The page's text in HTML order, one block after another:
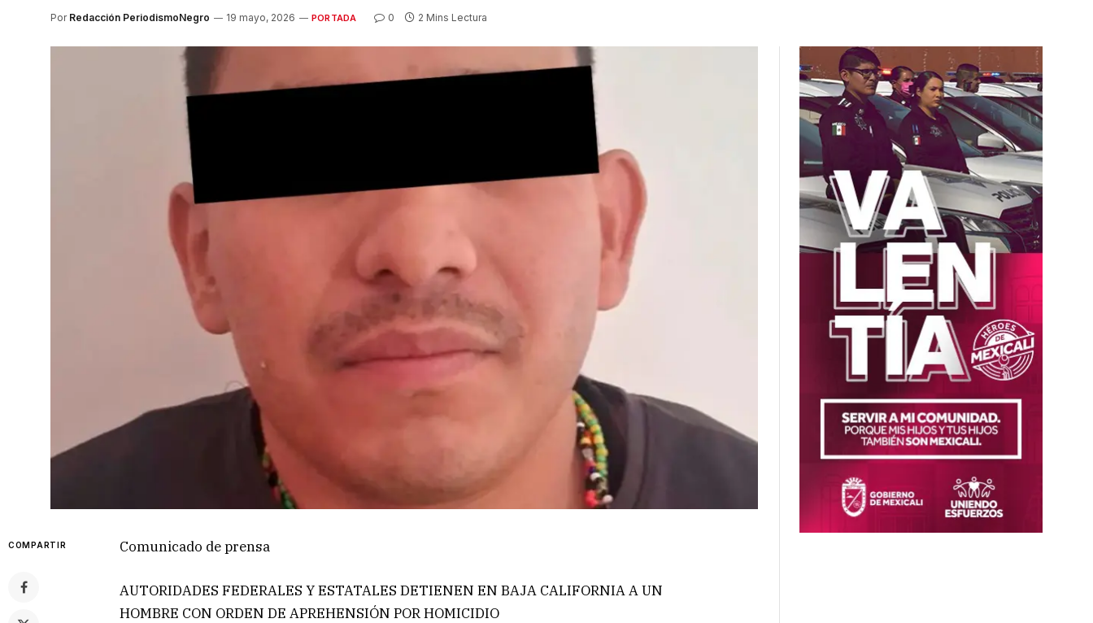
Por Redacción PeriodismoNegro 19 mayo, 2026 PORTADA 0 2 Mins Lectura
COMPARTIR Comunicado de prensa
AUTORIDADES FEDERALES Y ESTATALES DETIENEN EN BAJA CALIFORNIA A UN
HOMBRE CON ORDEN DE APREHENSIÓN POR HOMICIDIO